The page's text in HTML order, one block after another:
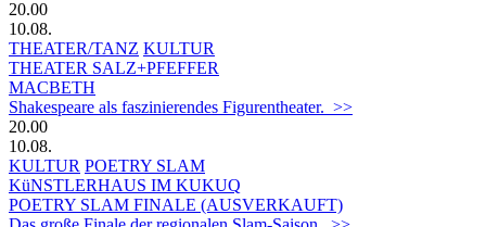
20.00
10.08.
THEATER/TANZ KULTUR
THEATER SALZ+PFEFFER
MACBETH
Shakespeare als faszinierendes Figurentheater. >>
20.00
10.08.
KULTUR POETRY SLAM
KüNSTLERHAUS IM KUKUQ
POETRY SLAM FINALE (AUSVERKAUFT)